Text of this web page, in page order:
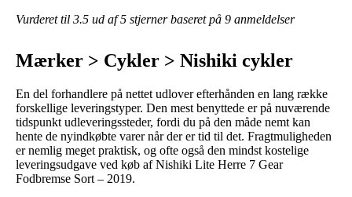
Vurderet til 3.5 ud af 5 stjerner baseret på 9 anmeldelser
Mærker > Cykler > Nishiki cykler
En del forhandlere på nettet udlover efterhånden en lang række
forskellige leveringstyper. Den mest benyttede er på nuværende
tidspunkt udleveringssteder, fordi du på den måde nemt kan
hente de nyindkøbte varer når der er tid til det. Fragtmuligheden
er nemlig meget praktisk, og ofte også den mindst kostelige
leveringsudgave ved køb af Nishiki Lite Herre 7 Gear
Fodbremse Sort – 2019.